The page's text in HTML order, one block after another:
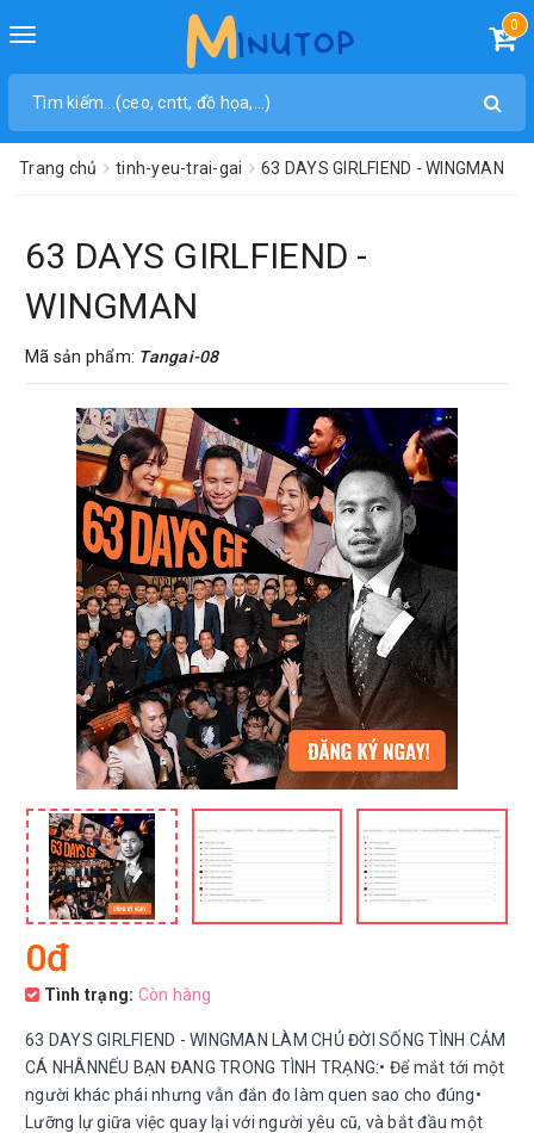
Toggle
0
Trang chủ tinh-yeu-trai-gai 63 DAYS GIRLFIEND - WINGMAN
63 DAYS GIRLFIEND -
WINGMAN
Mã sản phẩm: Tangai-08
0đ
Tình trạng: Còn hàng
63 DAYS GIRLFIEND - WINGMAN LÀM CHỦ ĐỜI SỐNG TÌNH CẢM
CÁ NHÂNNẾU BẠN ĐANG TRONG TÌNH TRẠNG:• Để mắt tới một
người khác phái nhưng vẫn đắn đo làm quen sao cho đúng•
Lưỡng lự giữa việc quay lại với người yêu cũ, và bắt đầu một